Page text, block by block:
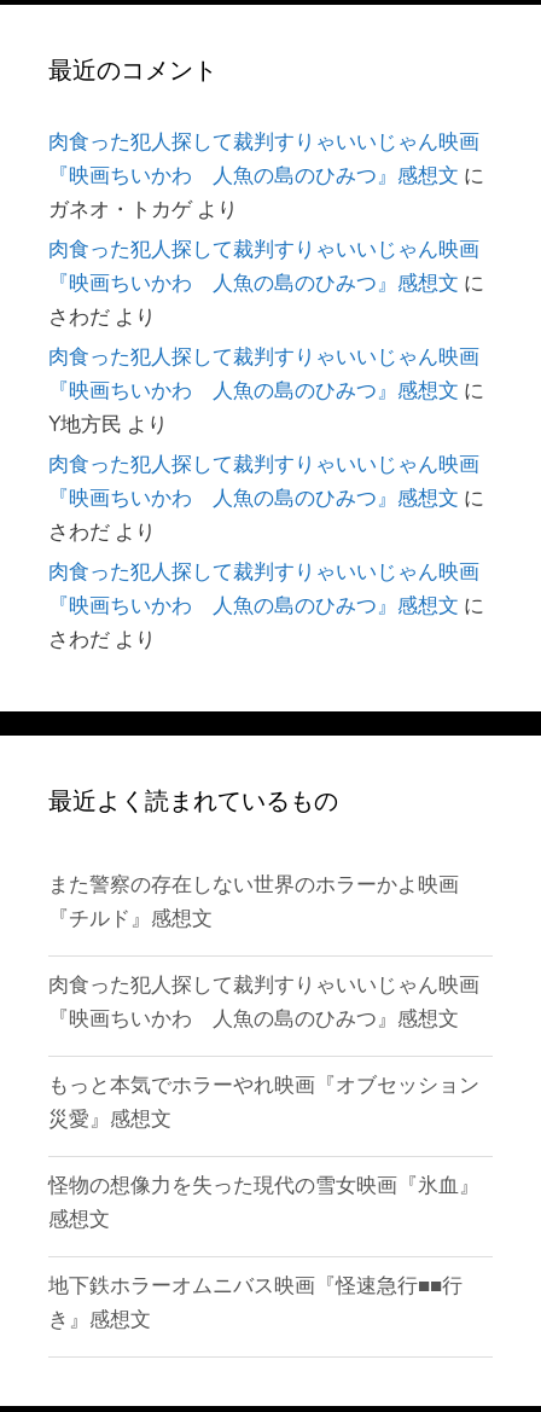
最近のコメント
肉食った犯人探して裁判すりゃいいじゃん映画
『映画ちいかわ 人魚の島のひみつ』感想文 に
ガネオ・トカゲより
肉食った犯人探して裁判すりゃいいじゃん映画
『映画ちいかわ 人魚の島のひみつ』感想文 に
さわだ より
肉食った犯人探して裁判すりゃいいじゃん映画
『映画ちいかわ 人魚の島のひみつ』感想文 に
Y地方民 より
肉食った犯人探して裁判すりゃいいじゃん映画
『映画ちいかわ 人魚の島のひみつ』感想文 に
さわだ より
肉食った犯人探して裁判すりゃいいじゃん映画
『映画ちいかわ 人魚の島のひみつ』感想文 に
さわだ より
最近よく読まれているもの
また警察の存在しない世界のホラーかよ映画
『チルド』感想文
肉食った犯人探して裁判すりゃいいじゃん映画
『映画ちいかわ 人魚の島のひみつ』感想文
もっと本気でホラーやれ映画『オブセッション
災愛』感想文
怪物の想像力を失った現代の雪女映画『氷血』
感想文
地下鉄ホラーオムニバス映画『怪速急行■■行
き』感想文